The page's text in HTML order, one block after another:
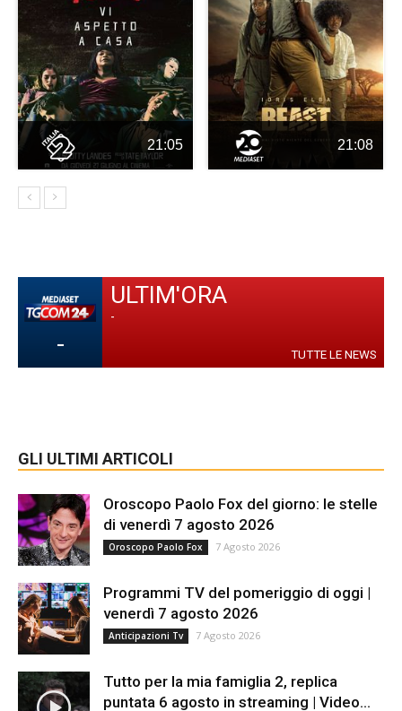
21:05 21:08
-
ULTIM'ORA
-
TUTTE LE NEWS
GLI ULTIMI ARTICOLI
Oroscopo Paolo Fox del giorno: le stelle
di venerdì 7 agosto 2026
Oroscopo Paolo Fox 7 Agosto 2026
Programmi TV del pomeriggio di oggi |
venerdì 7 agosto 2026
Anticipazioni Tv 7 Agosto 2026
Tutto per la mia famiglia 2, replica
puntata 6 agosto in streaming | Video...